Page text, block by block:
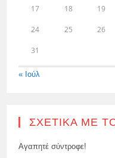
17 18 19
24 25 26
31
« Ιούλ
ΣΧΕΤΙΚΆ ΜΕ
Αγαπητέ σύντροφε!